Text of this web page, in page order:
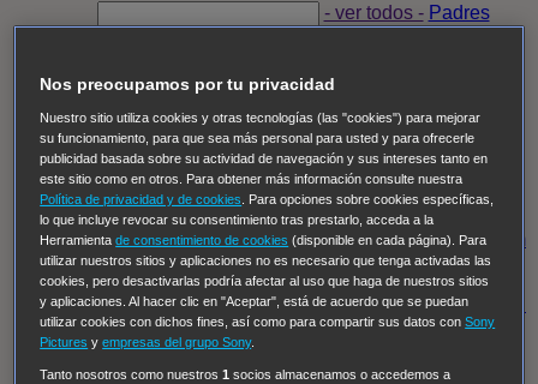
- ver todos - Padres
Despedida Salvaje Despedida Salvaje
Thomas, el ojo del FBI
Pan Am
Dawson crece
Insomnia El Guardián The Blacklist Cinco en familia
Hudson & Rex Diez libras y un sueño Mr Loverman
Regreso al futuro III NUEVE CUERPOS Los últimos
caballeros Tormenta infinita Sing Street Cobra Kai
Tom
y Lola High Country Los casos de Susan Ryeland:
Moonflower Murders Twisted Metal Mentes Criminales:
Evolution Terapia de Choque
Hailey Dean Without Sin: Libre de Culpa Morbius
Nos preocupamos por tu privacidad
Nuestro sitio utiliza cookies y otras tecnologías (las "cookies") para mejorar
su funcionamiento, para que sea más personal para usted y para ofrecerle
publicidad basada sobre su actividad de navegación y sus intereses tanto en
este sitio como en otros. Para obtener más información consulte nuestra
Política de privacidad y de cookies
. Para opciones sobre cookies específicas,
lo que incluye revocar su consentimiento tras prestarlo, acceda a la
Herramientade consentimiento de cookies (disponible en cada página). Para
utilizar nuestros sitios y aplicaciones no es necesario que tenga activadas las
cookies, pero desactivarlas podría afectar al uso que haga de nuestros sitios
y aplicaciones. Al hacer clic en "Aceptar", está de acuerdo que se puedan
utilizar cookies con dichos fines, así como para compartir sus datos conSony
Pictures yempresas del grupo Sony.
Tanto nosotros como nuestros1 socios almacenamos o accedemos a